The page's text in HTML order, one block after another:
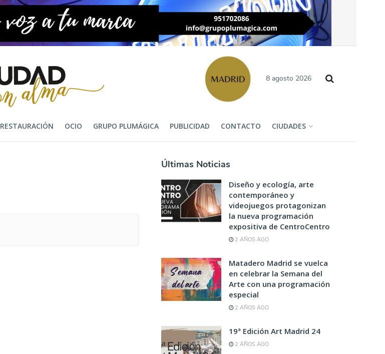
8 agosto 2026
RESTAURACIÓN OCIO GRUPO PLUMÁGICA PUBLICIDAD CONTACTO CIUDADES
Últimas Noticias
Diseño y ecología, arte
contemporáneo y
videojuegos protagonizan
la nueva programación
expositiva de CentroCentro
2 AÑOS AGO
Matadero Madrid se vuelca
en celebrar la Semana del
Arte con una programación
especial
2 AÑOS AGO
19ª Edición Art Madrid 24
2 AÑOS AGO